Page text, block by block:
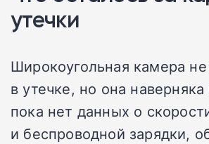
утечки
Широкоугольная камера
в утечке, но она
пока нет данных о
и беспроводной зарядки,